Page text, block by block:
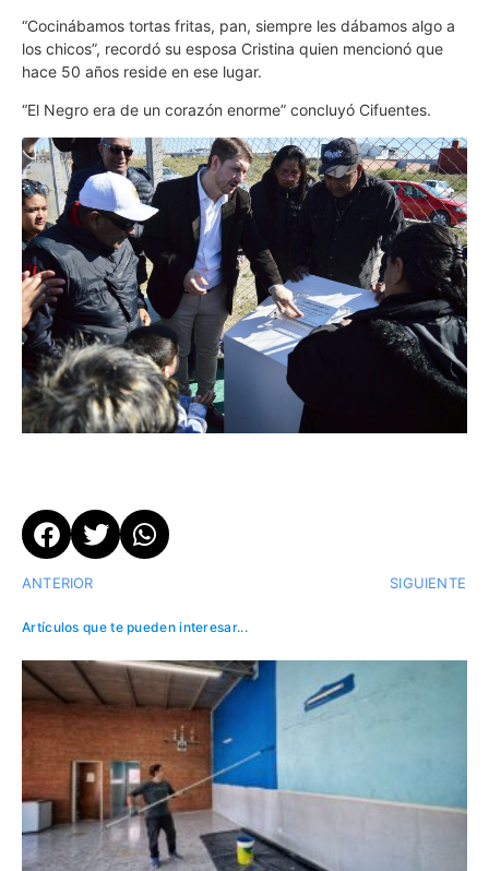
“Cocinábamos tortas fritas, pan, siempre les dábamos algo a
los chicos”, recordó su esposa Cristina quien mencionó que
hace 50 años reside en ese lugar.
“El Negro era de un corazón enorme” concluyó Cifuentes.
ANTERIOR SIGUIENTE
Artículos que te pueden interesar...